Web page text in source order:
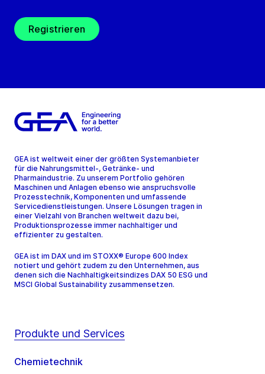
Registrieren
GEA ist weltweit einer der größten Systemanbieter
für die Nahrungsmittel-, Getränke- und
Pharmaindustrie. Zu unserem Portfolio gehören
Maschinen und Anlagen ebenso wie anspruchsvolle
Prozesstechnik, Komponenten und umfassende
Servicedienstleistungen. Unsere Lösungen tragen in
einer Vielzahl von Branchen weltweit dazu bei,
Produktionsprozesse immer nachhaltiger und
effizienter zu gestalten.
GEA ist im DAX und im STOXX® Europe 600 Index
notiert und gehört zudem zu den Unternehmen, aus
denen sich die Nachhaltigkeitsindizes DAX 50 ESG und
MSCI Global Sustainability zusammensetzen.
Produkte und Services
Chemietechnik